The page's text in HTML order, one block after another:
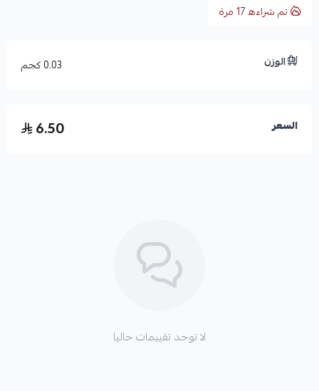
تم شراءه17مرة
الوزن 0.03 كجم
السعر 6.50
لا توجد تقييمات حاليا